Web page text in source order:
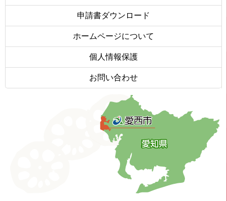
申請書ダウンロード
ホームページについて
個人情報保護
お問い合わせ